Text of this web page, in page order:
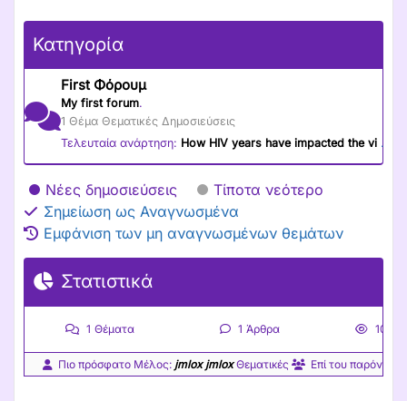
Κατηγορία
First Φόρουμ
My first forum.
1 Θέμα Θεματικές Δημοσιεύσεις
Τελευταία ανάρτηση: How HIV years have impacted the vi …
Νέες δημοσιεύσεις
Τίποτα νεότερο
Σημείωση ως Αναγνωσμένα
Εμφάνιση των μη αναγνωσμένων θεμάτων
Στατιστικά
1 Θέματα 1 Άρθρα 10
Πιο πρόσφατο Μέλος: jmlox jmlox Θεματικές Επί του παρόντος